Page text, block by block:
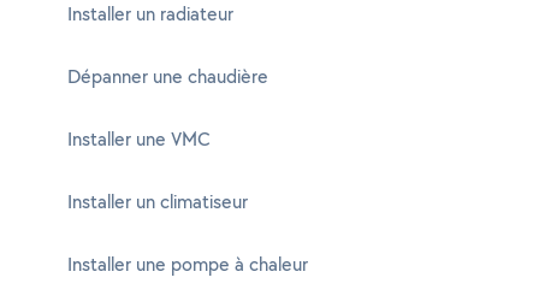
Installer un radiateur
Dépanner une chaudière
Installer une VMC
Installer un climatiseur
Installer une pompe à chaleur